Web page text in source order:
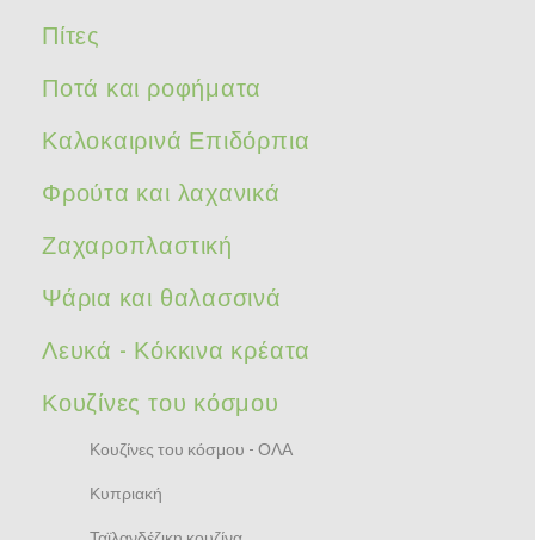
Πίτες
Ποτά και ροφήματα
Καλοκαιρινά Επιδόρπια
Φρούτα και λαχανικά
Ζαχαροπλαστική
Ψάρια και θαλασσινά
Λευκά - Κόκκινα κρέατα
Κουζίνες του κόσμου
Κουζίνες του κόσμου - ΟΛΑ
Κυπριακή